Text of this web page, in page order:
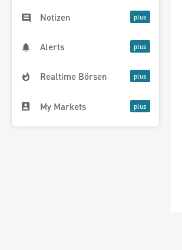
Notizen
Alerts
Realtime Börsen
My Markets